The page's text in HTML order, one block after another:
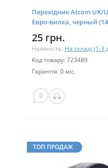
Перехідник Atcom UK/
Евро-вилка, черный
25 грн.
Наявність: На складі (1-3
Код товару: 723489
Гарантія: 0 міс.
0
ТОП ПРОДАЖ